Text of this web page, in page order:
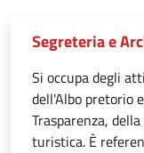
Segreteria e
Si occupa degli
dell'Albo pretorio
Trasparenza,
turistica. È